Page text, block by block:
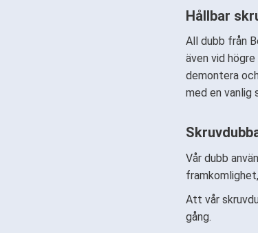
Hållbar
All dubb från
även vid
demontera
med en vanlig
Vår dubb
Att vår
gång.